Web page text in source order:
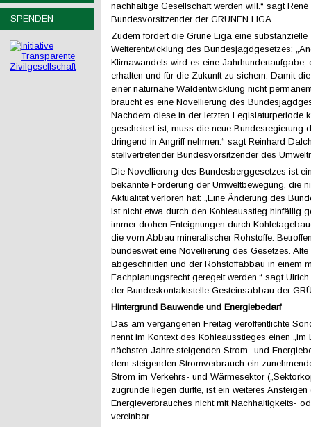
SPENDEN
nachhaltige Gesellschaft werden will.“ sagt René
Bundesvorsitzender der GRÜNEN LIGA.
Zudem fordert die Grüne Liga eine substanzielle
Weiterentwicklung des Bundesjagdgesetzes:
Klimawandels wird es eine Jahrhundertaufgabe,
erhalten und für die Zukunft zu sichern. Damit
einer naturnahe Waldentwicklung nicht
braucht es eine Novellierung des
Nachdem diese in der letzten Legislaturperiode
gescheitert ist, muss die neue Bundesregierung
dringend in Angriff nehmen.“ sagt Reinhard
stellvertretender Bundesvorsitzender des
Die Novellierung des Bundesberggesetzes ist
bekannte Forderung der Umweltbewegung, die
Aktualität verloren hat: „Eine Änderung des
ist nicht etwa durch den Kohleausstieg hinfällig
immer drohen Enteignungen durch
die vom Abbau mineralischer Rohstoffe.
bundesweit eine Novellierung des Gesetzes.
abgeschnitten und der Rohstoffabbau in einem
Fachplanungsrecht geregelt werden.“ sagt
der Bundeskontaktstelle Gesteinsabbau der
Hintergrund Bauwende und Energiebedarf
Das am vergangenen Freitag veröffentlichte
nennt im Kontext des Kohleausstieges einen „im
nächsten Jahre steigenden Strom- und
dem steigenden Stromverbrauch ein
Strom im Verkehrs- und Wärmesektor
zugrunde liegen dürfte, ist ein weiteres
Energieverbrauches nicht mit Nachhaltigkeits-
vereinbar.